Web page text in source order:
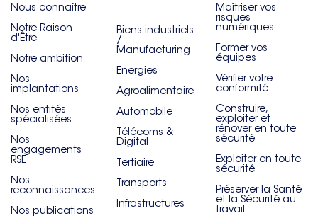
Nous connaître
Notre Raison
d'Être
Notre ambition
Nos
implantations
Nos entités
spécialisées
Nos
engagements
RSE
Nos
reconnaissances
Nos publications
Biens industriels
/
Manufacturing
Energies
Agroalimentaire
Automobile
Télécoms &
Digital
Tertiaire
Transports
Infrastructures
Maîtriser vos
risques
numériques
Former vos
équipes
Vérifier votre
conformité
Construire,
exploiter et
rénover en toute
sécurité
Exploiter en toute
sécurité
Préserver la Santé
et la Sécurité au
travail